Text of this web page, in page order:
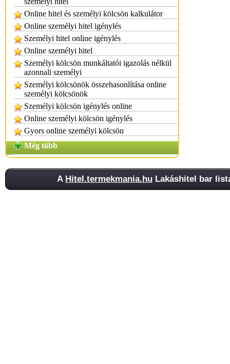
Online hitel és személyi kölcsön kalkulátor
Online személyi hitel igénylés
Személyi hitel online igénylés
Online személyi hitel
Személyi kölcsön munkáltatói igazolás nélkül
azonnali személyi
Személyi kölcsönök összehasonlítása online
személyi kölcsönök
Személyi kölcsön igénylés online
Online személyi kölcsön igénylés
Gyors online személyi kölcsön
Még több
A Hitel.termekmania.hu Lakáshitel bar